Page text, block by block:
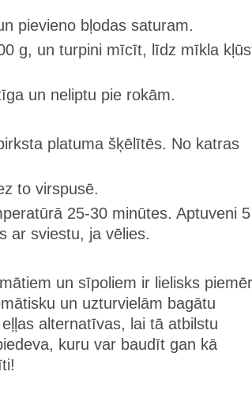
pievieno bļodas saturam.
g, un turpini mīcīt, līdz mīkla
un neliptu pie rokām.
platuma šķēlītēs. No katras
to virspusē.
25-30 minūtes. Aptuveni 5
ar sviestu, ja vēlies.
un sīpoliem ir lielisks
un uzturvielām bagātu
alternatīvas, lai tā atbilstu
kuru var baudīt gan kā